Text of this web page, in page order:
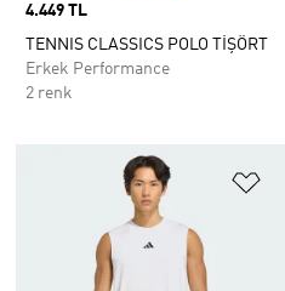
Price
4.449 TL
TENNIS CLASSICS POLO TİŞÖRT
Erkek Performance
2 renk
Favori Listesine Ekle